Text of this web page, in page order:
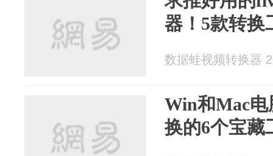
器！5款转换
数据蛙视频转换器
Win和Mac
换的6个宝藏